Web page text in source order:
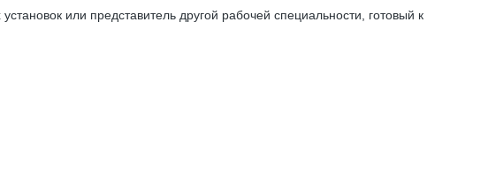
или представитель другой рабочей специальности, готовый к